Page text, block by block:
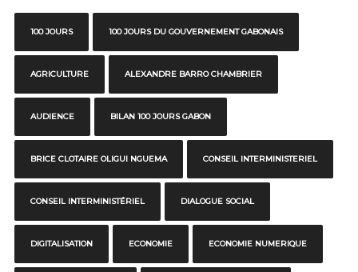
100 JOURS 100 JOURS DU GOUVERNEMENT GABONAIS
AGRICULTURE ALEXANDRE BARRO CHAMBRIER
AUDIENCE BILAN 100 JOURS GABON
BRICE CLOTAIRE OLIGUI NGUEMA CONSEIL INTERMINISTERIEL
CONSEIL INTERMINISTÉRIEL DIALOGUE SOCIAL
DIGITALISATION ECONOMIE ECONOMIE NUMERIQUE